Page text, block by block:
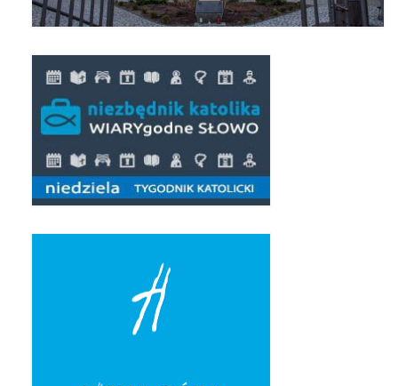
Boże Ciało
Uroczystość Św. Jakuba Apostoła 2020
Wizytacja Kanoniczna 21.06.2020
Boże Ciało 2020
GODZINA ŚWIĘTA W ŚWIĘTO
Galerie 2019
Pasterka 2019